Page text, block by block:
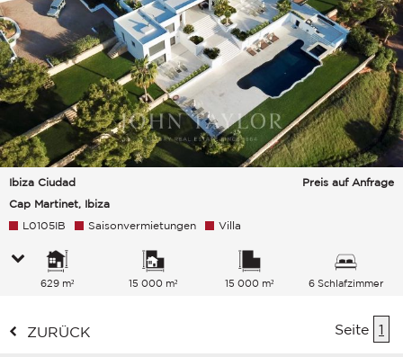
Ibiza Ciudad
Cap Martinet, Ibiza
Preis auf Anfrage
L0105IB Saisonvermietungen Villa
629 m² 15 000 m² 15 000 m² 6 Schlafzimmer
ZURÜCK Seite 1